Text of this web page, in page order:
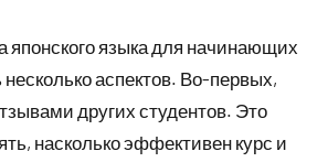
японского языка для начинающих
аспектов. Во-первых,
других студентов. Это
насколько эффективен курс и